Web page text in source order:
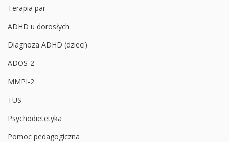
Terapia par
ADHD u dorosłych
Diagnoza ADHD (dzieci)
ADOS-2
MMPI-2
TUS
Psychodietetyka
Pomoc pedagogiczna